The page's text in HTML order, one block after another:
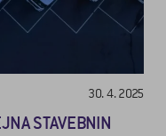
30. 4. 2025
STAVEBNIN